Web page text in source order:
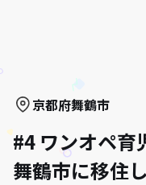
京都府舞鶴市
#4 ワンオペ育
舞鶴市に移住